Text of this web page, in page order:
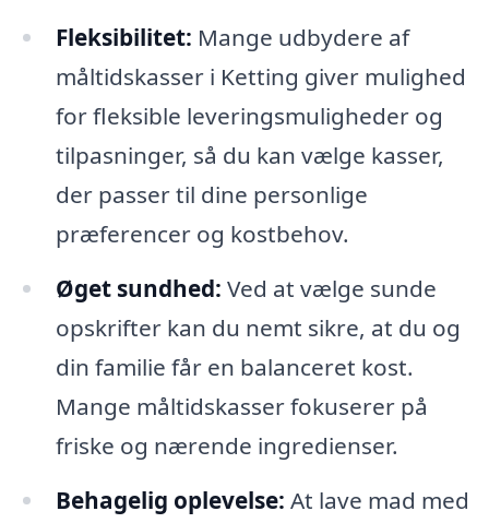
Fleksibilitet: Mange udbydere af
måltidskasser i Ketting giver mulighed
for fleksible leveringsmuligheder og
tilpasninger, så du kan vælge kasser,
der passer til dine personlige
præferencer og kostbehov.
Øget sundhed: Ved at vælge sunde
opskrifter kan du nemt sikre, at du og
din familie får en balanceret kost.
Mange måltidskasser fokuserer på
friske og nærende ingredienser.
Behagelig oplevelse: At lave mad med